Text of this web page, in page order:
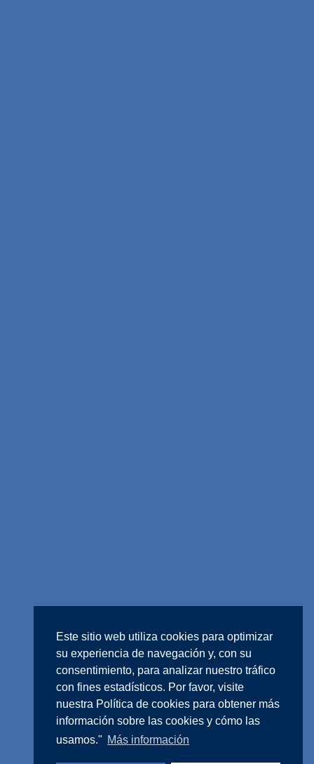
Este sitio web utiliza cookies para optimizar
su experiencia de navegación y, con su
consentimiento, para analizar nuestro tráfico
con fines estadísticos. Por favor, visite
nuestra Política de cookies para obtener más
información sobre las cookies y cómo las
usamos." Más información